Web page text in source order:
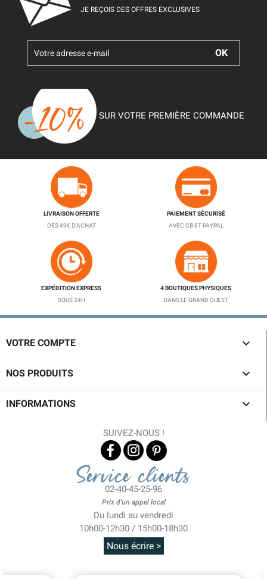
JE REÇOIS DES OFFRES EXCLUSIVES
SUR VOTRE PREMIÈRE COMMANDE
LIVRAISON OFFERTE
DÈS 49€ D'ACHAT
PAIEMENT SÉCURISÉ
AVEC CB ET PAYPAL
EXPÉDITION EXPRESS
SOUS 24H
4 BOUTIQUES PHYSIQUES
DANS LE GRAND OUEST
VOTRE COMPTE 
NOS PRODUITS 
INFORMATIONS 
SUIVEZ-NOUS !
Service clients
02-40-45-25-96
Prix d'un appel local
Du lundi au vendredi
10h00-12h30 / 15h00-18h30
Nous écrire >